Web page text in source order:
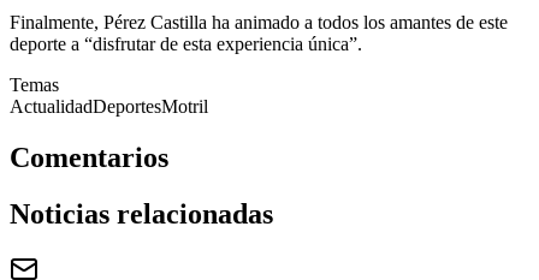
Finalmente, Pérez Castilla ha animado a todos los amantes de este
deporte a “disfrutar de esta experiencia única”.
Temas
ActualidadDeportesMotril
Comentarios
Noticias relacionadas